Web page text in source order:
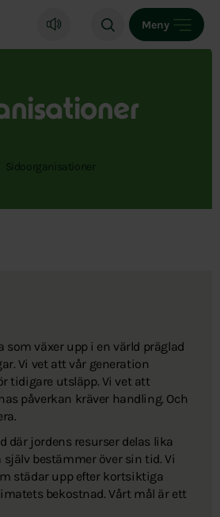
startsida
Meny
Sidoorganisationer
som växer upp i en värld präglad
Vi vet att vår generation
tidigare utsläpp. Vi vet att
påverkan kräver handling. Och
där jordens resurser delas lika
bestämmer över sin tid. Vi
städar upp efter kortsiktiga
bekostnad. Vårt mål är ett